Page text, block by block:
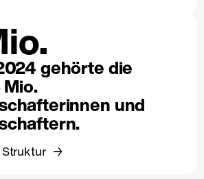
gehörte die
und